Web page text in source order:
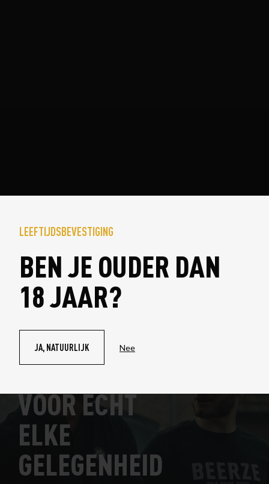
BEERZE POLO
VOOR ECHT
ELKE
GELEGENHEID
LEEFTIJDSBEVESTIGING
BEN JE OUDER DAN
18 JAAR?
JA, NATUURLIJK Nee